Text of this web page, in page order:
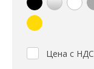
Цена с НДС